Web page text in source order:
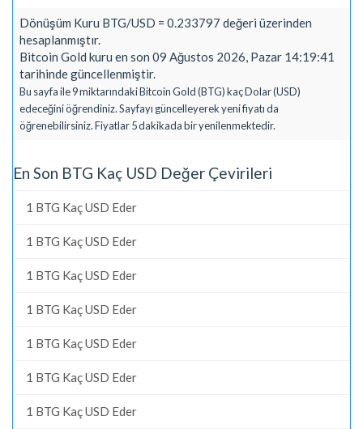
Dönüşüm Kuru BTG/USD = 0.233797 değeri üzerinden
hesaplanmıştır.
Bitcoin Gold kuru en son 09 Ağustos 2026, Pazar 14:19:41
tarihinde güncellenmiştir.
Bu sayfa ile 9 miktarındaki Bitcoin Gold (BTG) kaç Dolar (USD)
edeceğini öğrendiniz. Sayfayı güncelleyerek yeni fiyatı da
öğrenebilirsiniz. Fiyatlar 5 dakikada bir yenilenmektedir.
En Son BTG Kaç USD Değer Çevirileri
1 BTG Kaç USD Eder
1 BTG Kaç USD Eder
1 BTG Kaç USD Eder
1 BTG Kaç USD Eder
1 BTG Kaç USD Eder
1 BTG Kaç USD Eder
1 BTG Kaç USD Eder